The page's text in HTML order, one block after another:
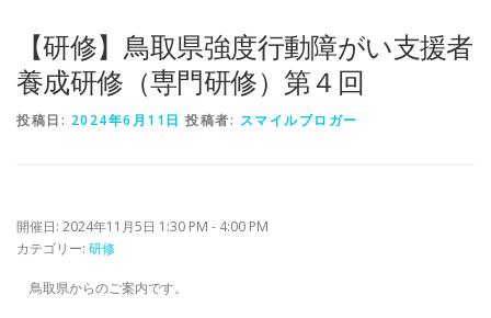
【研修】鳥取県強度行動障がい支援者
養成研修（専門研修）第４回
投稿日: 2024年6月11日 投稿者: スマイルブロガー
開催日: 2024年11月5日 1:30 PM - 4:00 PM
カテゴリー: 研修
鳥取県からのご案内です。